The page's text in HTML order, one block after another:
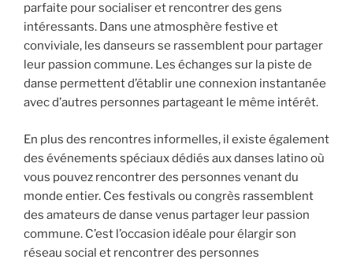
parfaite pour socialiser et rencontrer des gens
intéressants. Dans une atmosphère festive et
conviviale, les danseurs se rassemblent pour partager
leur passion commune. Les échanges sur la piste de
danse permettent d’établir une connexion instantanée
avec d’autres personnes partageant le même intérêt.
En plus des rencontres informelles, il existe également
des événements spéciaux dédiés aux danses latino où
vous pouvez rencontrer des personnes venant du
monde entier. Ces festivals ou congrès rassemblent
des amateurs de danse venus partager leur passion
commune. C’est l’occasion idéale pour élargir son
réseau social et rencontrer des personnes